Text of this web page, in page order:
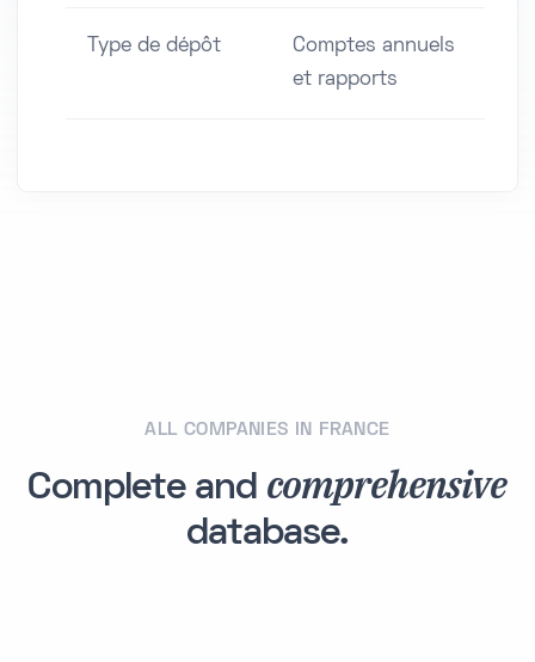
Type de dépôt
Comptes annuels
et rapports
ALL COMPANIES IN FRANCE
Complete and comprehensive
database.